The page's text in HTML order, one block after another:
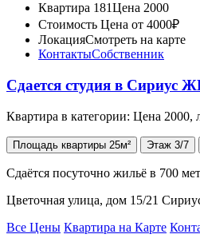
Квартира 181Цена 2000
Стоимость Цена от 4000₽
ЛокацияСмотреть на карте
КонтактыСобственник
Сдается студия в Сириус
Квартира в категории: Цена
Площадь квартиры 25м² Этаж 3/7
Сдаётся посуточно жильё в 700
Цветочная улица, дом 15/21
Все Цены Квартира на Карте